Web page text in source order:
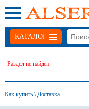
КАТАЛОГ
Раздел не найден
Как купить \ Доставка